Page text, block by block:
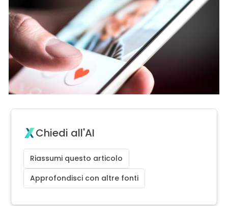
Chiedi all'AI
Riassumi questo articolo
Approfondisci con altre fonti